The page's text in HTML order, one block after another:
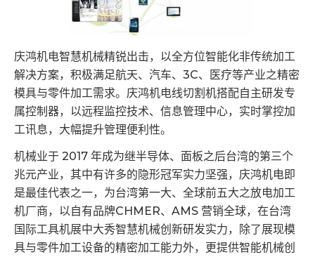
庆鸿机电智慧机械精锐出击，以全方位智能化非传统加工
解决方案，积极满足航天、汽车、3C、医疗等产业之精密
模具与零件加工需求。庆鸿机电线切割机搭配自主研发专
属控制器，以远程监控技术、信息管理中心，实时掌控加
工讯息，大幅提升管理便利性。
机械业于 2017 年成为继半导体、面板之后台湾的第三个
兆元产业，其中有许多的隐形冠军实力坚强，庆鸿机电即
是最佳代表之一，为台湾第一大、全球前五大之放电加工
机厂商，以自有品牌CHMER、AMS 营销全球，在台湾
国际工具机展中大秀智慧机械创新研发实力，除了展现模
具与零件加工设备的精密加工能力外，更提供智能机械创